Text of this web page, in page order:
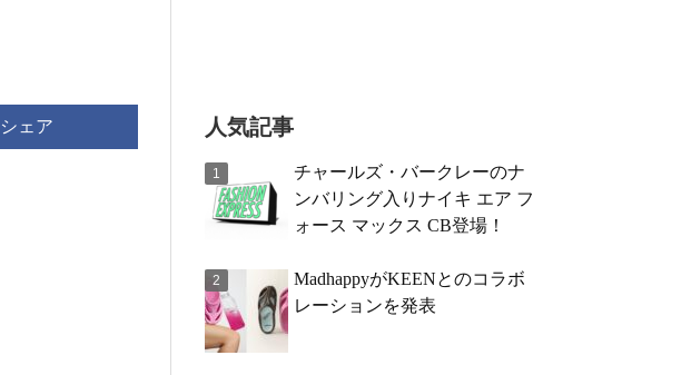
シェア 人気記事
チャールズ・バークレーのナ
ンバリング入りナイキ エア フ
ォース マックス CB登場！
MadhappyがKEENとのコラボ
レーションを発表